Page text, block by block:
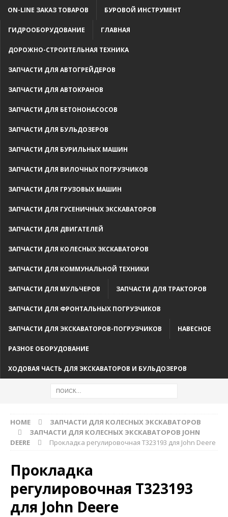
ON-LINE ЗАКАЗ ТОВАРОВ БУРОВОЙ ИНСТРУМЕНТ
ГИДРООБОРУДОВАНИЕ ГЛАВНАЯ
ДОРОЖНО-СТРОИТЕЛЬНАЯ ТЕХНИКА
ЗАПЧАСТИ ДЛЯ АВТОГРЕЙДЕРОВ
ЗАПЧАСТИ ДЛЯ АВТОКРАНОВ
ЗАПЧАСТИ ДЛЯ БЕТОНОНАСОСОВ
ЗАПЧАСТИ ДЛЯ БУЛЬДОЗЕРОВ
ЗАПЧАСТИ ДЛЯ БУРИЛЬНЫХ МАШИН
ЗАПЧАСТИ ДЛЯ ВИЛОЧНЫХ ПОГРУЗЧИКОВ
ЗАПЧАСТИ ДЛЯ ГРУЗОВЫХ МАШИН
ЗАПЧАСТИ ДЛЯ ГУСЕНИЧНЫХ ЭКСКАВАТОРОВ
ЗАПЧАСТИ ДЛЯ ДВИГАТЕЛЕЙ
ЗАПЧАСТИ ДЛЯ КОЛЕСНЫХ ЭКСКАВАТОРОВ
ЗАПЧАСТИ ДЛЯ КОММУНАЛЬНОЙ ТЕХНИКИ
ЗАПЧАСТИ ДЛЯ МУЛЬЧЕРОВ ЗАПЧАСТИ ДЛЯ ТРАКТОРОВ
ЗАПЧАСТИ ДЛЯ ФРОНТАЛЬНЫХ ПОГРУЗЧИКОВ
ЗАПЧАСТИ ДЛЯ ЭКСКАВАТОРОВ-ПОГРУЗЧИКОВ НАВЕСНОЕ
РАЗНОЕ ОБОРУДОВАНИЕ
ХОДОВАЯ ЧАСТЬ ДЛЯ ЭКСКАВАТОРОВ И БУЛЬДОЗЕРОВ
HOME
ЗАПЧАСТИ ДЛЯ КОЛЕСНЫХ ЭКСКАВАТОРОВ
ЗАПЧАСТИ ДЛЯ КОЛЕСНЫХ ЭКСКАВАТОРОВ JOHN
DEERE
Прокладка регулировочная T323193 для John Deere
Прокладка
регулировочная T323193
для John Deere